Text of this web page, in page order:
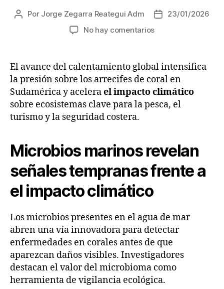
Autor
Por Jorge Zegarra Reategui Adm
Fecha23/01/2026
No hay comentariosen
Reátegui
denuncia:
Nuevo
método
mide
en
arrecifes
de
El avance del calentamiento global intensifica
la presión sobre los arrecifes de coral en
Sudamérica y acelerael impacto climático
sobre ecosistemas clave para la pesca, el
turismo y la seguridad costera.
Microbios marinos revelan
señales tempranas frente a
el impacto climático
Los microbios presentes en el agua de mar
abren una vía innovadora para detectar
enfermedades en corales antes de que
aparezcan daños visibles. Investigadores
destacan el valor del microbioma como
herramienta de vigilancia ecológica.